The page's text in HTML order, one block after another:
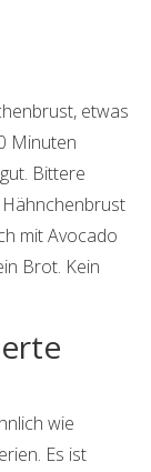
etwas
Minuten
Bittere
mit Avocado
Brot. Kein
wie
Es ist